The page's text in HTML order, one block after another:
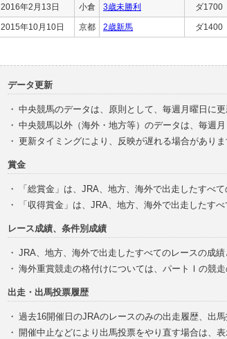
2016年2月13日 小倉 3歳未勝利 ダ1700
2015年10月10日 京都 2歳新馬 ダ1400
データ更新
・ 中央競馬のデータは、原則として、毎週月曜日に更
・ 中央競馬以外（海外・地方等）のデータは、毎週
・ 更新タイミングにより、反映が遅れる場合がありま
賞金
・
「総賞金」は、JRA、地方、海外で出走したすべ
・
「収得賞金」は、JRA、地方、海外で出走したす
レース成績、条件別成績
・ JRA、地方、海外で出走したすべてのレースの成
・ 海外重賞競走の格付けについては、パートⅠの競
出走・出馬投票履歴
・ 過去16開催日のJRAのレースのみの出走履歴、出馬
・ 開催中止などにより出馬投票をやり直す場合は、表